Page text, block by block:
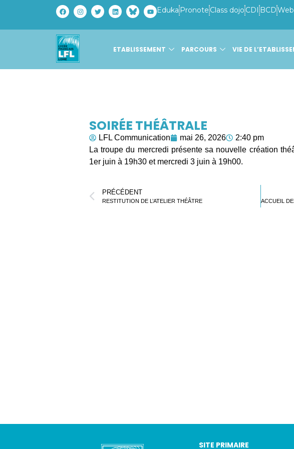
Eduka Pronote Class dojo CDI BCD
ETABLISSEMENT PARCOURS VIE DE
SOIRÉE THÉÂTRALE
LFL Communication mai 26, 2026
2:40 pm
La troupe du mercredi présente sa nouvelle création
1er juin à 19h30 et mercredi 3 juin à 19h00.
PRÉCÉDENT
RESTITUTION DE L’ATELIER THÉÂTRE
SITE PRIMAIRE